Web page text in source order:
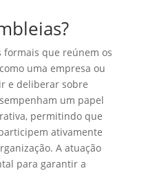
formais que reúnem os
uma empresa ou
e deliberar sobre
um papel
permitindo que
ativamente
A atuação
para garantir a